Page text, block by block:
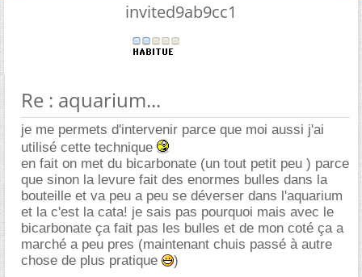
invited9ab9cc1
Re : aquarium...
je me permets d'intervenir parce que moi aussi j'ai
utilisé cette technique
en fait on met du bicarbonate (un tout petit peu ) parce
que sinon la levure fait des enormes bulles dans la
bouteille et va peu a peu se déverser dans l'aquarium
et la c'est la cata! je sais pas pourquoi mais avec le
bicarbonate ça fait pas les bulles et de mon coté ça a
marché a peu pres (maintenant chuis passé à autre
chose de plus pratique
)